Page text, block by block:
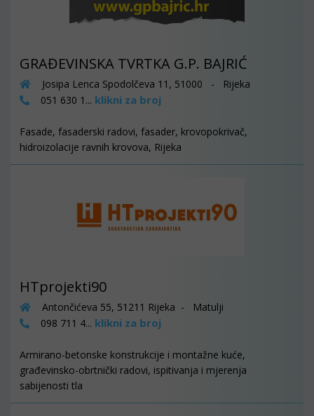
GRAĐEVINSKA TVRTKA G.P. BAJRIĆ
Josipa Lenca Spodolčeva 11, 51000 - Rijeka
051 630 1... klikni za broj
Fasade, fasaderski radovi, fasader, krovopokrivač,
hidroizolacije ravnih krovova, Rijeka
HTprojekti90
Antončićeva 55, 51211 Rijeka - Matulji
098 711 4... klikni za broj
Armirano-betonske konstrukcije i montažne kuće,
građevinsko-obrtnički radovi, ispitivanja i mjerenja
sabijenosti tla